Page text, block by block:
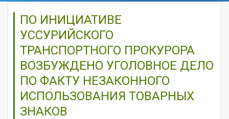
ПО ИНИЦИАТИВЕ
УССУРИЙСКОГО
ТРАНСПОРТНОГО ПРОКУРОРА
ВОЗБУЖДЕНО УГОЛОВНОЕ ДЕЛО
ПО ФАКТУ НЕЗАКОННОГО
ИСПОЛЬЗОВАНИЯ ТОВАРНЫХ
ЗНАКОВ